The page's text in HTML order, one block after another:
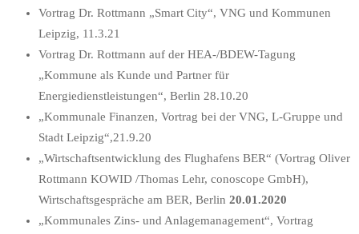
Vortrag Dr. Rottmann „Smart City“, VNG und Kommunen
Leipzig, 11.3.21
Vortrag Dr. Rottmann auf der HEA-/BDEW-Tagung
„Kommune als Kunde und Partner für
Energiedienstleistungen“, Berlin 28.10.20
„Kommunale Finanzen, Vortrag bei der VNG, L-Gruppe und
Stadt Leipzig“,21.9.20
„Wirtschaftsentwicklung des Flughafens BER“ (Vortrag Oliver
Rottmann KOWID /Thomas Lehr, conoscope GmbH),
Wirtschaftsgespräche am BER, Berlin 20.01.2020
„Kommunales Zins- und Anlagemanagement“, Vortrag